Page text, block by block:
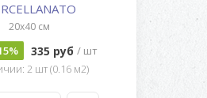
20x40 см
335 руб / шт
2 шт (0.16 м2)